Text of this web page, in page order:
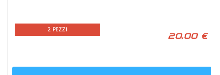
2 PEZZI
20,00 €